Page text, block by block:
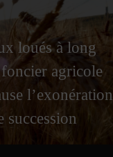
loués à long
agricole
l’exonération
succession